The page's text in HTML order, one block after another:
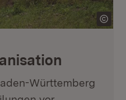
Württemberg